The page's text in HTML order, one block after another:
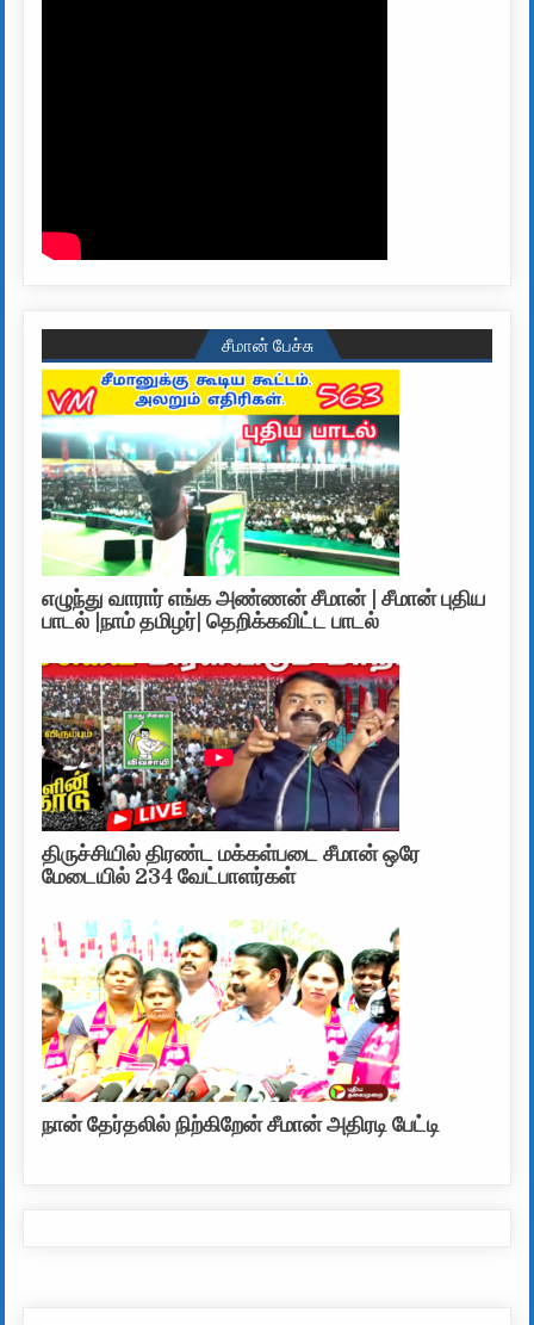
சீமான் பேச்சு
எழுந்து வாரார் எங்க அண்ணன் சீமான் | சீமான் புதிய
பாடல் |நாம் தமிழர்| தெறிக்கவிட்ட பாடல்
திருச்சியில் திரண்ட மக்கள்படை சீமான் ஒரே
மேடையில் 234 வேட்பாளர்கள்
நான் தேர்தலில் நிற்கிறேன் சீமான் அதிரடி பேட்டி